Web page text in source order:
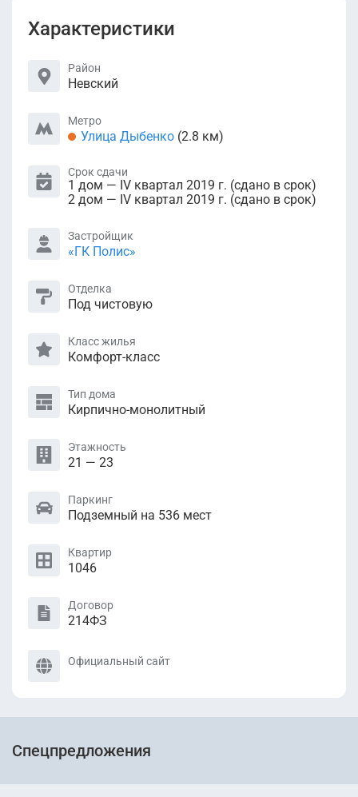
Характеристики
Район
Невский
Метро
Улица Дыбенко (2.8 км)
Срок сдачи
1 дом — IV квартал 2019 г. (сдано в срок)
2 дом — IV квартал 2019 г. (сдано в срок)
Застройщик
«ГК Полис»
Отделка
Под чистовую
Класс жилья
Комфорт-класс
Тип дома
Кирпично-монолитный
Этажность
21 — 23
Паркинг
Подземный на 536 мест
Квартир
1046
Договор
214ФЗ
Официальный сайт
Спецпредложения